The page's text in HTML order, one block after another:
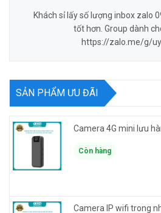
Khách sỉ lấy số lượng inbox zalo
tốt hơn. Group dành
https://zalo.me/g/
SẢN PHẨM ƯU ĐÃI
Còn hàng